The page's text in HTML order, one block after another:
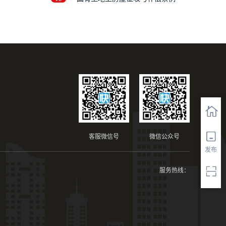
发布
微信公众号
客服微信号
服务热线：